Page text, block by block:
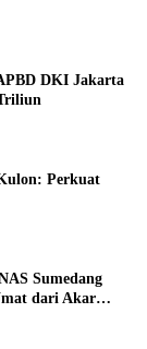
DKI Jakarta
Perkuat
Sumedang
dari Akar